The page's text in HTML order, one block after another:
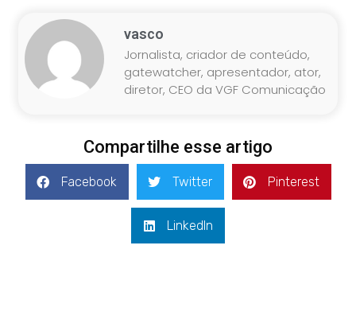
vasco
Jornalista, criador de conteúdo,
gatewatcher, apresentador, ator,
diretor, CEO da VGF Comunicação
Compartilhe esse artigo
Facebook Twitter Pinterest
LinkedIn